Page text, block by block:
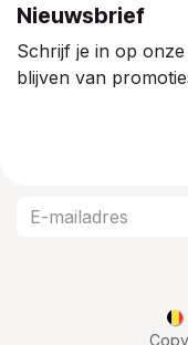
Nieuwsbrief
Schrijf je in op
blijven van